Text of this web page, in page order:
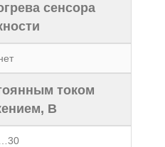
сенсора
током
В